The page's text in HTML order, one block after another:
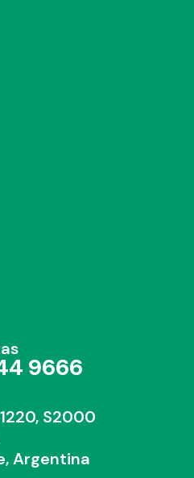
9666
S2000
Argentina